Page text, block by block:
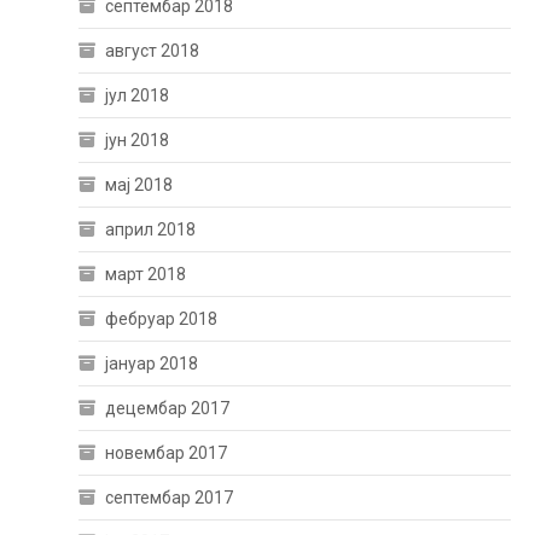
септембар 2018
август 2018
јул 2018
јун 2018
мај 2018
април 2018
март 2018
фебруар 2018
јануар 2018
децембар 2017
новембар 2017
септембар 2017